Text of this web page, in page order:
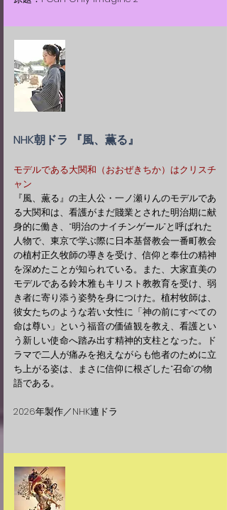
NHK朝ドラ 『風、薫る』
モデルである大関和（おおぜきちか）はクリスチ
ャン
​『風、薫る』の主人公・一ノ瀬りんのモデルであ
る大関和は、看護がまだ賤業とされた明治期に献
身的に働き、“明治のナイチンゲール”と呼ばれた
人物で、東京で学ぶ際に日本基督教会一番町教会
の植村正久牧師の導きを受け、信仰と奉仕の精神
を深めたことが知られている。また、大家直美の
モデルである鈴木雅もキリスト教教育を受け、弱
き者に寄り添う姿勢を身につけた。植村牧師は、
彼女たちのような若い女性に「神の前にすべての
命は尊い」という福音の価値観を教え、看護とい
う新しい使命へ踏み出す精神的支柱となった。ド
ラマで二人が痛みを抱えながらも他者のために立
ち上がる姿は、まさに信仰に根ざした“召命”の物
語である。
2026年製作／NHK連ドラ